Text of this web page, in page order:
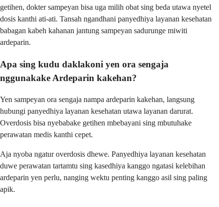
getihen, dokter sampeyan bisa uga milih obat sing beda utawa nyetel
dosis kanthi ati-ati. Tansah ngandhani panyedhiya layanan kesehatan
babagan kabeh kahanan jantung sampeyan sadurunge miwiti
ardeparin.
Apa sing kudu daklakoni yen ora sengaja
nggunakake Ardeparin kakehan?
Yen sampeyan ora sengaja nampa ardeparin kakehan, langsung
hubungi panyedhiya layanan kesehatan utawa layanan darurat.
Overdosis bisa nyebabake getihen mbebayani sing mbutuhake
perawatan medis kanthi cepet.
Aja nyoba ngatur overdosis dhewe. Panyedhiya layanan kesehatan
duwe perawatan tartamtu sing kasedhiya kanggo ngatasi kelebihan
ardeparin yen perlu, nanging wektu penting kanggo asil sing paling
apik.